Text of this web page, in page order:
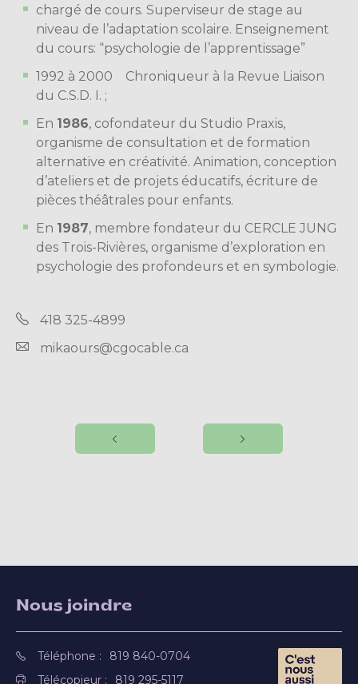
chargé de cours. Superviseur de stage au
niveau de l’adaptation scolaire. Enseignement
du cours: “psychologie de l’apprentissage”
1992 à 2000 Chroniqueur à la Revue Liaison
du C.S.D. I. ;
En 1986, cofondateur du Studio Praxis,
organisme de consultation et de formation
alternative en créativité. Animation, conception
d’ateliers et de projets éducatifs, écriture de
pièces théâtrales pour enfants.
En 1987, membre fondateur du CERCLE JUNG
des Trois-Rivières, organisme d’exploration en
psychologie des profondeurs et en symbologie.
418 325-4899
mikaours@cgocable.ca
Nous joindre
Téléphone :
819 840-0704
Télécopieur :
819 295-5117